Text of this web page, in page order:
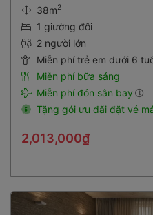
38m2
1 giường đôi
2 người lớn
Miễn phí trẻ em dưới 6
Miễn phí bữa sáng
Miễn phí đón sân bay
Tặng gói ưu đãi đặt vé
2,013,000₫